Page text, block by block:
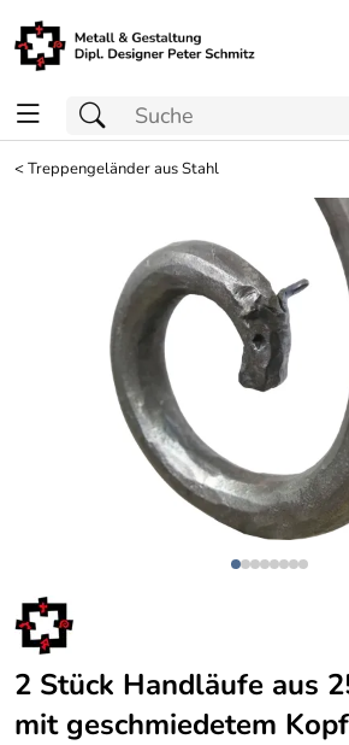
<Treppengeländer aus Stahl
2 Stück Handläufe aus
mit geschmiedetem Kopf